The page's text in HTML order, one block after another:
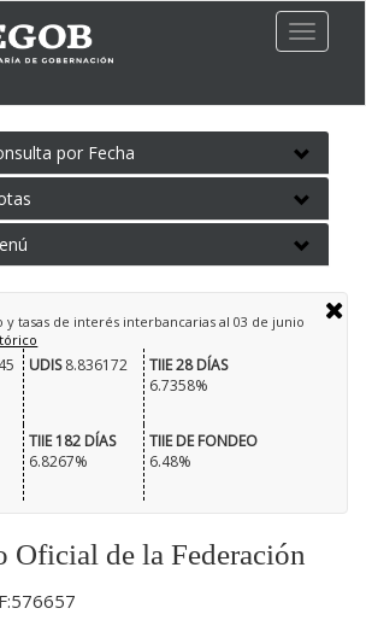
Toggle
por Fecha
y tasas de interés interbancarias al 03 de junio
UDIS8.836172
TIIE 28 DÍAS
6.7358%
TIIE 182 DÍAS
6.8267%
TIIE DE FONDEO
6.48%
Oficial de la Federación